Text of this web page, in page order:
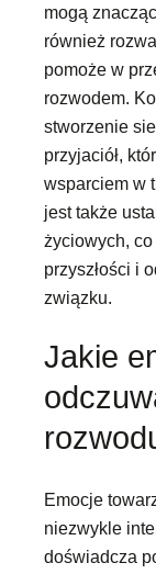
mogą
również
pomoże w
rozwodem.
stworzenie
przyjaciół,
wsparciem w
jest także
życiowych,
przyszłości i
związku.
Jakie
Emocje
niezwykle
doświadcza